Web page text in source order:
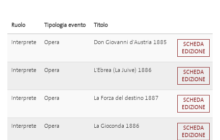
Ruolo Tipologia evento Titolo
Interprete Opera Don Giovanni d'Austria 1885
SCHEDA
EDIZIONE
Interprete Opera L'Ebrea (La Juive) 1886
SCHEDA
EDIZIONE
Interprete Opera La Forza del destino 1887
SCHEDA
EDIZIONE
Interprete Opera La Gioconda 1886
SCHEDA
EDIZIONE